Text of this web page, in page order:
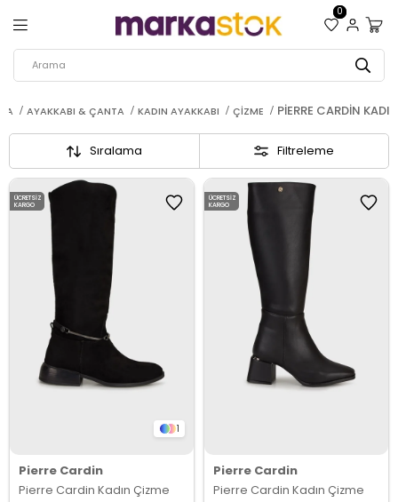
0
AYAKKABI & ÇANTA KADIN AYAKKABI ÇIZME PIERRE CARDIN
Filtreleme
Sıralama
1
Pierre Cardin
Pierre Cardin Kadın Çizme
ÜCRETSIZ
KARGO
Pierre Cardin
Pierre Cardin Kadın Çizme
ÜCRETSIZ
KARGO